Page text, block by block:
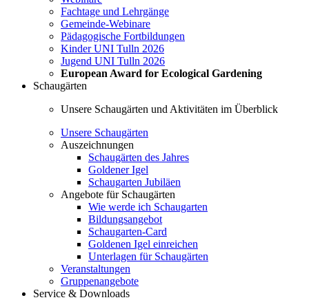
Fachtage und Lehrgänge
Gemeinde-Webinare
Pädagogische Fortbildungen
Kinder UNI Tulln 2026
Jugend UNI Tulln 2026
European Award for Ecological Gardening
Schaugärten
Unsere Schaugärten und Aktivitäten im Überblick
Unsere Schaugärten
Auszeichnungen
Schaugärten des Jahres
Goldener Igel
Schaugarten Jubiläen
Angebote für Schaugärten
Wie werde ich Schaugarten
Bildungsangebot
Schaugarten-Card
Goldenen Igel einreichen
Unterlagen für Schaugärten
Veranstaltungen
Gruppenangebote
Service & Downloads